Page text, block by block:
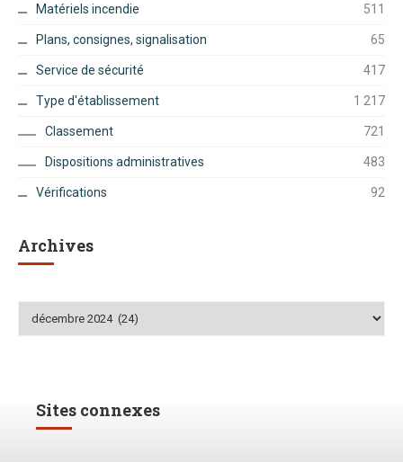
Matériels incendie 511
Plans, consignes, signalisation 65
Service de sécurité 417
Type d'établissement 1 217
Classement 721
Dispositions administratives 483
Vérifications 92
Archives
Archives
Sites connexes